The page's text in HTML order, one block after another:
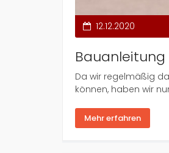
12.12.2020
Da wir regelmäßig
können, haben wir
Mehr erfahren